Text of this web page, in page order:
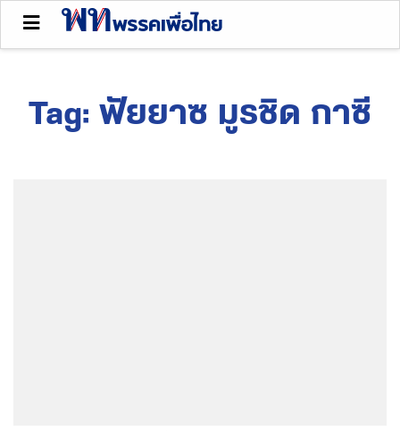
Tag: ฟัยยาซ มูรชิด กาซี